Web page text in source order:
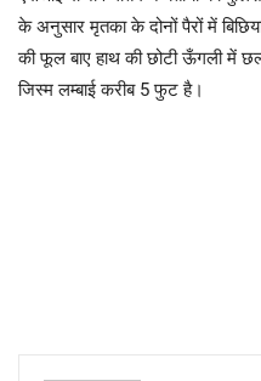
के अनुसार मृतका के दोनों पैरों में
की फूल बाए हाथ की छोटी ऊँगली में
जिस्म लम्बाई करीब 5 फुट है।